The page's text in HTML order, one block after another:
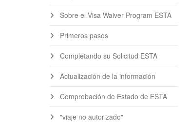
Sobre el Visa Waiver Program ESTA
Primeros pasos
Completando su Solicitud ESTA
Actualización de la información
Comprobación de Estado de ESTA
"viaje no autorizado"